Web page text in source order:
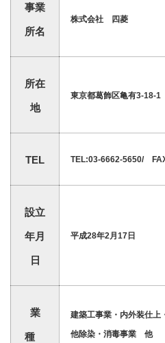
事業
所名
株式会社 四菱
所在
地
東京都葛飾区亀有3-18-
TEL TEL:03-6662-5650/
設立
年月
日
平成28年2月17日
業
種
建築工事業・内外装仕上
他除染・消毒事業 他